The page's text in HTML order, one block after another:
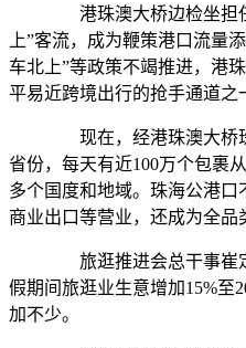
港珠澳大桥边检坐担
上”客流，成为鞭策港口流量
车北上”等政策不竭推进，港
平易近跨境出行的抢手通道之
现在，经港珠澳大桥
省份，每天有近100万个包裹
多个国度和地域。珠海公港
商业出口等营业，还成为全品
旅逛推进会总干事崔
假期间旅逛业生意增加15%至
加不少。